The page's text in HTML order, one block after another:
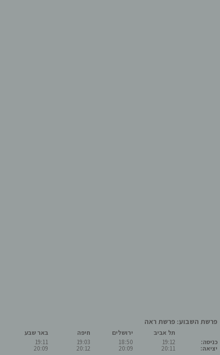
פרשת השבוע: פרשת ראה
כניסה:
יציאה:
תל אביב
19:12
20:11
ירושלים
18:50
20:09
חיפה
19:03
20:12
באר שבע
19:11
20:09